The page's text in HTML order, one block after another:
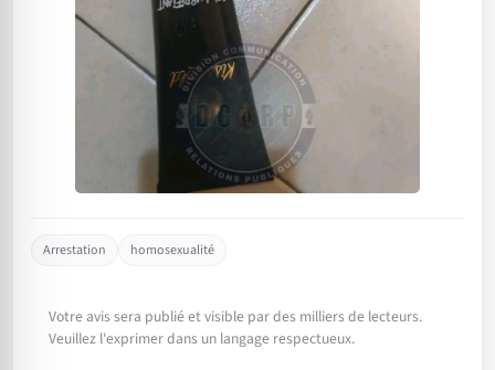
Arrestation homosexualité
Votre avis sera publié et visible par des milliers de lecteurs.
Veuillez l'exprimer dans un langage respectueux.